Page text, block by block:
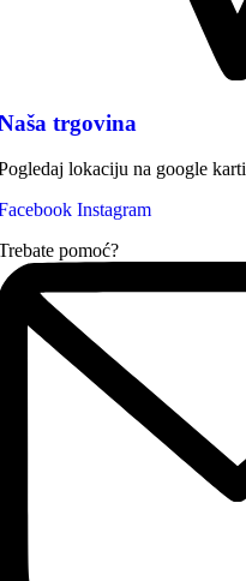
trgovina
lokaciju na google karti
Instagram
pomoć?